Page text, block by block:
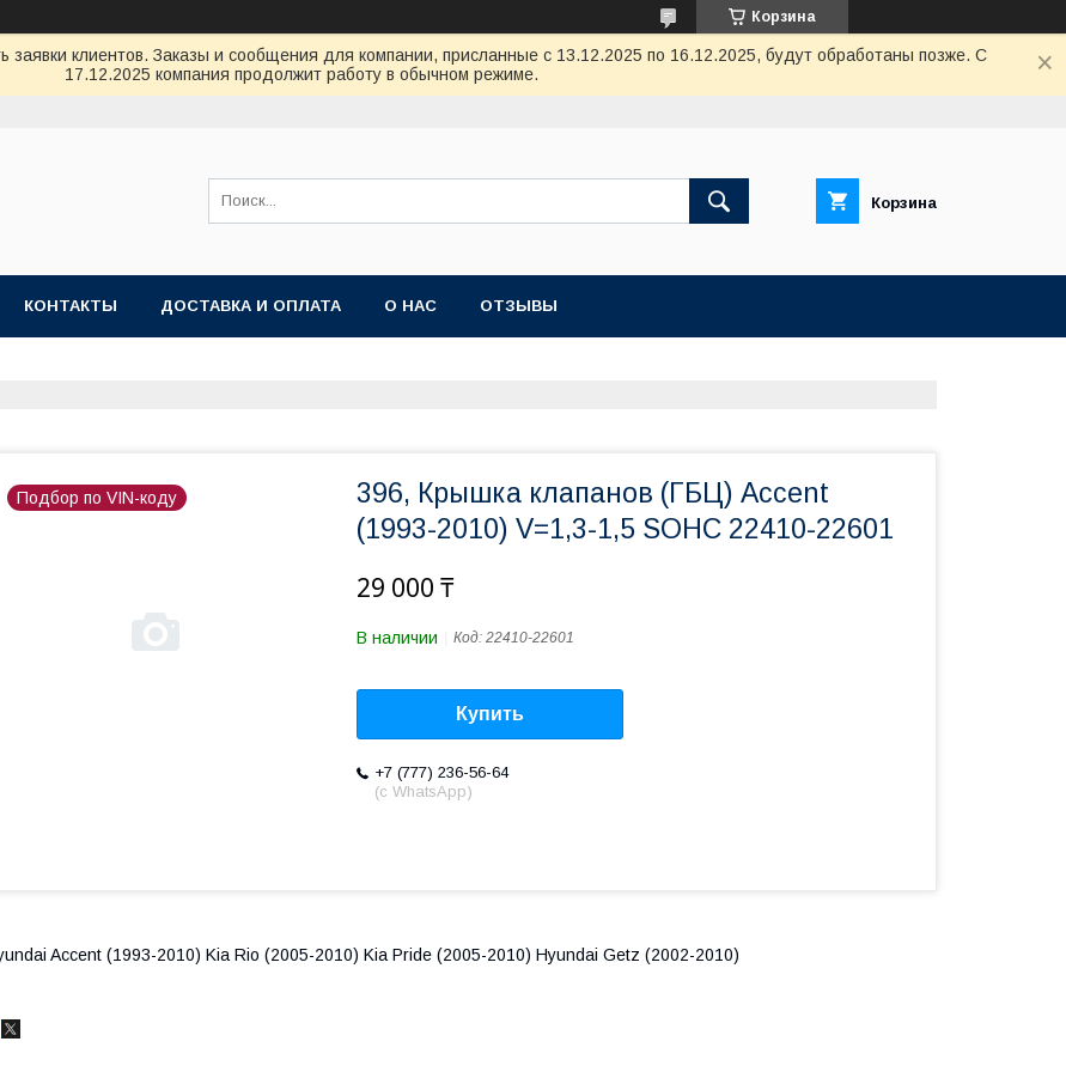
Корзина
заявки клиентов. Заказы и сообщения для компании, присланные с 13.12.2025 по 16.12.2025, будут обработаны позже. С
17.12.2025 компания продолжит работу в обычном режиме.
Корзина
КОНТАКТЫ ДОСТАВКА И ОПЛАТА О НАС ОТЗЫВЫ
Подбор по VIN-коду
396, Крышка клапанов (ГБЦ) Accent
(1993-2010) V=1,3-1,5 SOHC 22410-22601
29 000 ₸
В наличии Код: 22410-22601
Купить
+7 (777) 236-56-64
(с WhatsApp)
Accent (1993-2010) Kia Rio (2005-2010) Kia Pride (2005-2010) Hyundai Getz (2002-2010)